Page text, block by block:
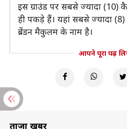
इस ग्राउंड पर सबसे ज्यादा (10)
ही पकड़े हैं। यहां सबसे ज्यादा (8)
ब्रेंडन मैकुलम के नाम है।
आपने पूरा पढ़
ताज़ा खबरें